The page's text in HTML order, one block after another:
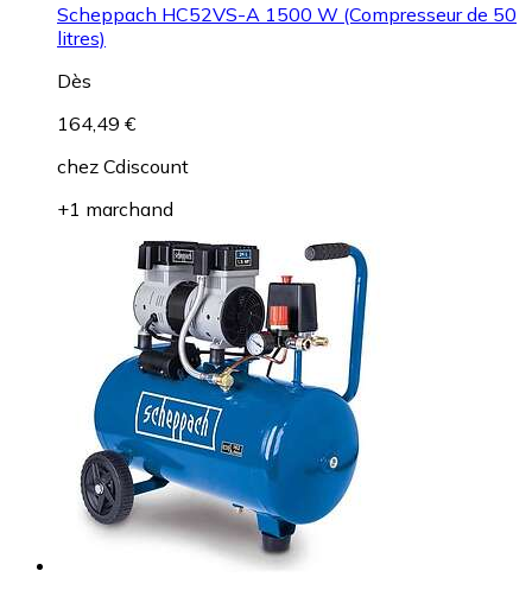
Scheppach HC52VS-A 1500 W (Compresseur de 50
litres)
Dès
164,49 €
chez Cdiscount
+1 marchand